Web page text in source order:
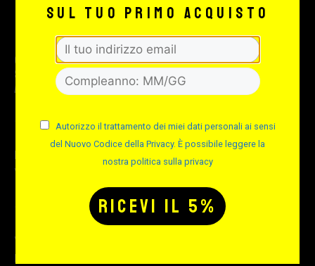
© 2026 Max Signorello Tattoo
supply srl.
All rights reserved.
P.IVA e C.F. e Reg. Imprese 02189670991
VAT number: IT02189670991
Via Albisola 31 – 16162 Genova GE
Per info e assistenza telefonica:
sul tuo primo acquisto
Autorizzo il trattamento dei miei dati personali ai sensi
del Nuovo Codice della Privacy. È possibile leggere la
nostra politica sulla privacy